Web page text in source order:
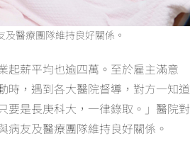
醫療團隊維持良好關係。
起薪平均也逾四萬。至於雇主滿意
時，遇到各大醫院督導，對方一知道
要是長庚科大，一律錄取。」醫院對
友及醫療團隊維持良好關係。